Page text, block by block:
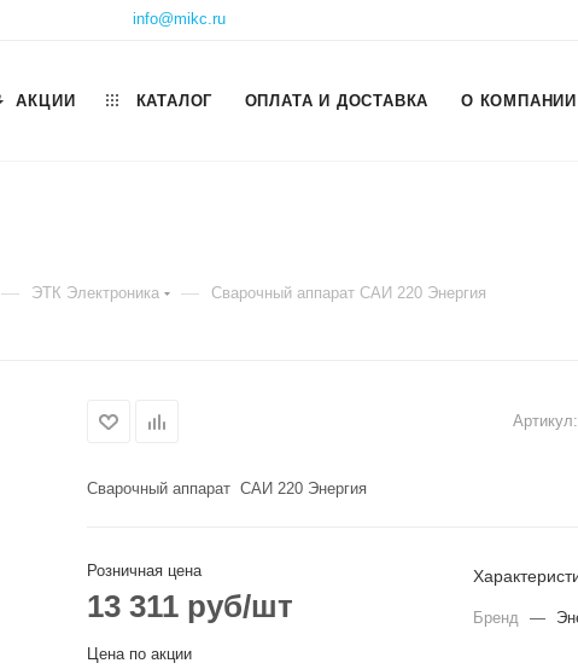
info@mikc.ru
АКЦИИ КАТАЛОГ ОПЛАТА И ДОСТАВКА О КОМПАНИИ
— ЭТК Электроника — Сварочный аппарат САИ 220 Энергия
Артикул:
Сварочный аппарат САИ 220 Энергия
Розничная цена
13 311 руб/шт
Цена по акции
Бренд —